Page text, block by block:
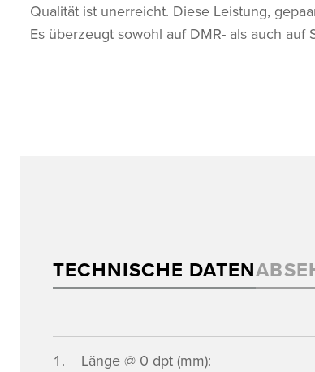
Qualität ist unerreicht. Diese Leistung,
Es überzeugt sowohl auf DMR- als auch auf
TECHNISCHE DATEN
Länge @ 0 dpt (mm):